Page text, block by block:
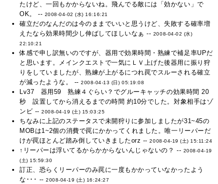
たけど、一回もかからないね。飛んでる敵には「効かない」で
OK。 -- 2008-04-02 (水) 16:16:21
確立だのなんだのは今のままでいいと思うけど、失敗する確率増
えたなら効果時間少し伸ばしてほしいなぁ -- 2008-04-02 (水)
22:10:21
体感で申し訳無いのですが、器用で効果時間・熟練で補足率UPだ
と思います。メインクエストで一気にＬＶ上げた後器用に振り狩
りをしていましたが、熟練が上がるにつれ罠でスルーされる確立
が減ったような。 --2008-04-13 (日) 05:19:08
Lv37 器用59 熟練４ぐらい？でグルーキャッチの効果時間 20
秒 設置してから消えるまでの時間 約10分でした。対象相手はゾ
ンビ --2008-04-19 (土) 15:03:25
ちなみに上記のステータスで未開狩りに参加しましたが31~45の
MOBは1~2個の消費で罠にかかってくれました。唯一リーパーだ
けが罠ほとんど踏み倒していきましたorz --2008-04-19 (土) 15:11:24
↑リーパーは浮いてるからかからないんじゃないの？ -- 2008-04-19
(土) 15:59:30
訂正、恐らくリーパーのみ罠に一度もかかっていなかったよう
な･･･ --2008-04-19 (土) 16:24:27